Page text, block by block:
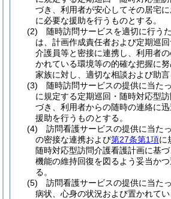
づき、利用者が安心してその居宅
に必要な援助を行うものとする。
(2)
随時訪問サービスを適切に行う
は、計画作成責任者および定期巡
介護員等と密接に連携し、利用者
かれている環境等の的確な把握に
家族に対し、適切な相談および助言
(3)
随時訪問サービスの提供に当たっ
に規定する定期巡回・随時対応型
づき、利用者からの随時の連絡に
援助を行うものとする。
(4)
訪問看護サービスの提供に当た
の密接な連携および第27条第1項に
随時対応型訪問介護看護計画に基
機能の維持回復を図るよう妥当か
る。
(5)
訪問看護サービスの提供に当た
病状、心身の状況および置かれて